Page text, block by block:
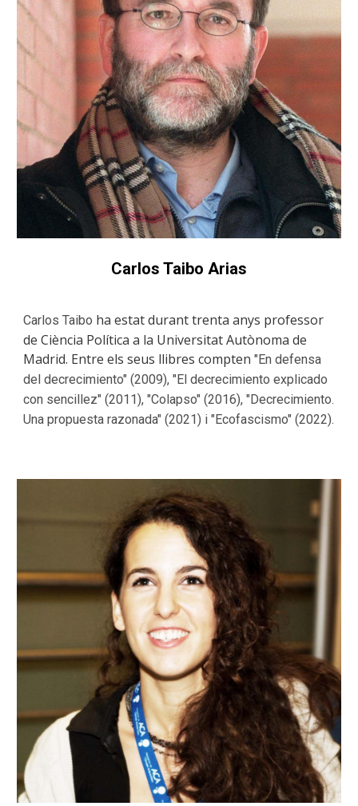
Carlos Taibo Arias
Carlos Taibo ha estat durant trenta anys professor
de Ciència Política a la Universitat Autònoma de
Madrid. Entre els seus llibres compten "En defensa
del decrecimiento" (2009), "El decrecimiento explicado
con sencillez" (2011), "Colapso" (2016), "Decrecimiento.
Una propuesta razonada" (2021) i "Ecofascismo" (2022).